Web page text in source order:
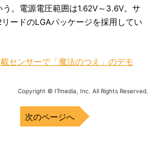
。電源電圧範囲は1.62V～3.6V。サ
ードのLGAパッケージを採用してい
センサーで「魔法のつえ」のデモ
Copyright © ITmedia, Inc. All Rights Reserved.
次のページへ